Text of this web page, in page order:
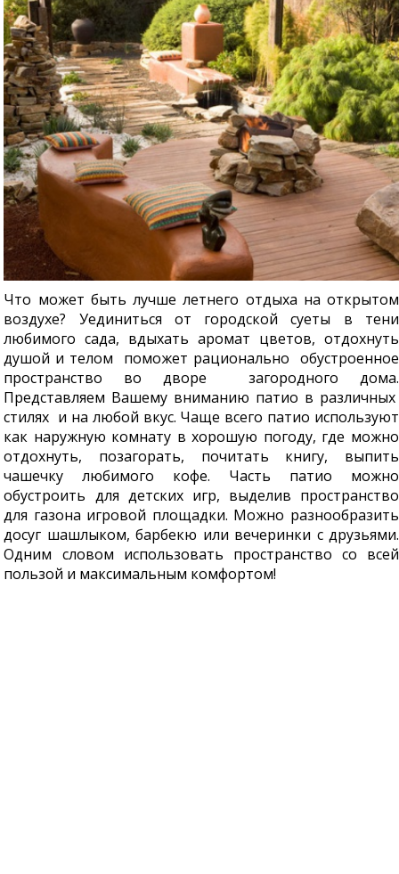
Что может быть лучше летнего отдыха на открытом
воздухе? Уединиться от городской суеты в тени
любимого сада, вдыхать аромат цветов, отдохнуть
душой и телом поможет рационально обустроенное
пространство во дворе загородного дома.
Представляем Вашему вниманию патио в различных
стилях и на любой вкус. Чаще всего патио используют
как наружную комнату в хорошую погоду, где можно
отдохнуть, позагорать, почитать книгу, выпить
чашечку любимого кофе. Часть патио можно
обустроить для детских игр, выделив пространство
для газона игровой площадки. Можно разнообразить
досуг шашлыком, барбекю или вечеринки с друзьями.
Одним словом использовать пространство со всей
пользой и максимальным комфортом!